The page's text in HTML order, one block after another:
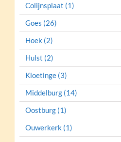
Colijnsplaat (1)
Goes (26)
Hoek (2)
Hulst (2)
Kloetinge (3)
Middelburg (14)
Oostburg (1)
Ouwerkerk (1)